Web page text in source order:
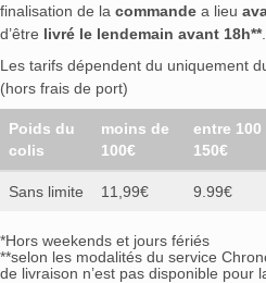
finalisation de la commande a lieu
d’être livré le lendemain avant 18h**.
Les tarifs dépendent du uniquement
(hors frais de port)
Poids du
colis
moins de
100€
entre 100
150€
Sans limite 11,99€ 9.99€
*Hors weekends et jours fériés
**selon les modalités du service
de livraison n’est pas disponible pour